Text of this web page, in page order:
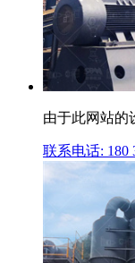
由于此网站的
联系电话: 180